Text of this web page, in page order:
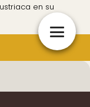
en su